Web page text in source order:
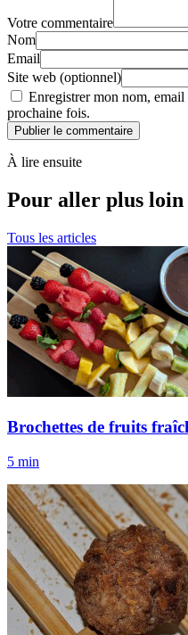
Votre commentaire
Nom
Email
Site web (optionnel)
Enregistrer mon nom,
prochaine fois.
Publier le commentaire
À lire ensuite
Pour aller plus loin
Tous les articles
Brochettes de fruits
5 min